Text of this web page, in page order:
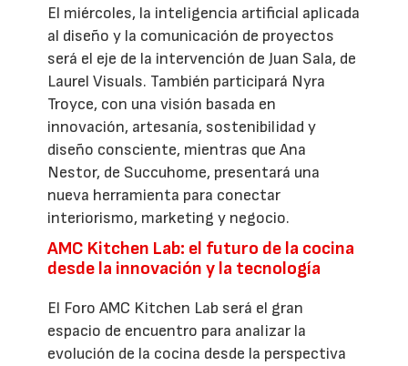
El miércoles, la inteligencia artificial aplicada
al diseño y la comunicación de proyectos
será el eje de la intervención de Juan Sala, de
Laurel Visuals. También participará Nyra
Troyce, con una visión basada en
innovación, artesanía, sostenibilidad y
diseño consciente, mientras que Ana
Nestor, de Succuhome, presentará una
nueva herramienta para conectar
interiorismo, marketing y negocio.
AMC Kitchen Lab: el futuro de la cocina
desde la innovación y la tecnología
El Foro AMC Kitchen Lab será el gran
espacio de encuentro para analizar la
evolución de la cocina desde la perspectiva